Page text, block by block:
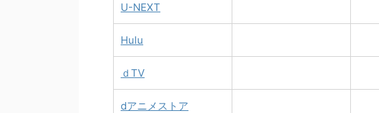
U-NEXT
Hulu
ｄTV
dアニメストア